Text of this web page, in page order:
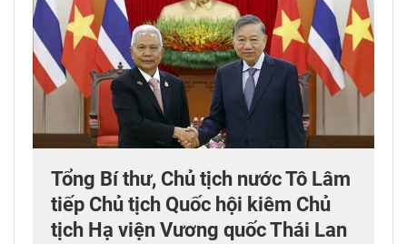
Tổng Bí thư, Chủ tịch nước Tô Lâm
tiếp Chủ tịch Quốc hội kiêm Chủ
tịch Hạ viện Vương quốc Thái Lan